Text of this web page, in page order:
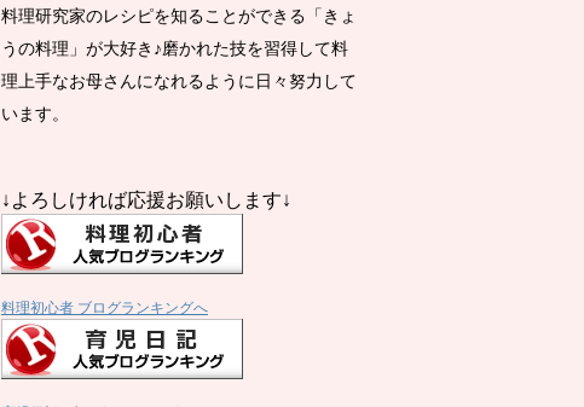
料理研究家のレシピを知ることができる「きょ
うの料理」が大好き♪磨かれた技を習得して料
理上手なお母さんになれるように日々努力して
います。
↓よろしければ応援お願いします↓
料理初心者 ブログランキングへ